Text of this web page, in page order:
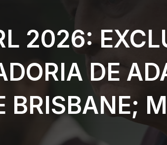
2026:
DE
BRISBANE;